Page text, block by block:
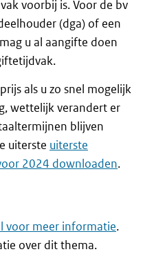
voorbij is. Voor de bv
(dga) of een
u al aangifte doen
als u zo snel mogelijk
wettelijk verandert er
blijven
uiterste uiterste
2024 downloaden.
voor meer informatie.
over dit thema.